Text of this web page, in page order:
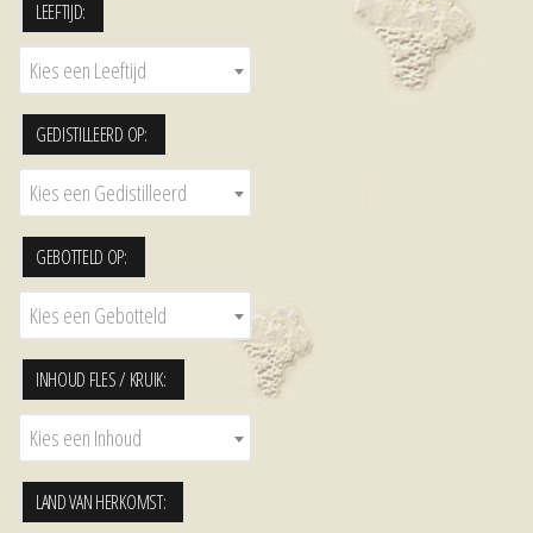
LEEFTIJD:
Kies een Leeftijd
GEDISTILLEERD OP:
Kies een Gedistilleerd
GEBOTTELD OP:
Kies een Gebotteld
INHOUD FLES / KRUIK:
Kies een Inhoud
LAND VAN HERKOMST: